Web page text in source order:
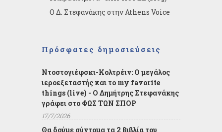
Ο Δ. Στεφανάκης στην Athens Voice
Πρόσφατες δημοσιεύσεις
Ντοστογιέφσκι-Κολτρέιν: Ο μεγάλος
ιεροεξεταστής και το my favorite
things (live) - Ο Δημήτρης Στεφανάκης
γράφει στο ΦΩΣ ΤΩΝ ΣΠΟΡ
17/7/2026
Θα δούμε σύντομα τα 2 βιβλία του